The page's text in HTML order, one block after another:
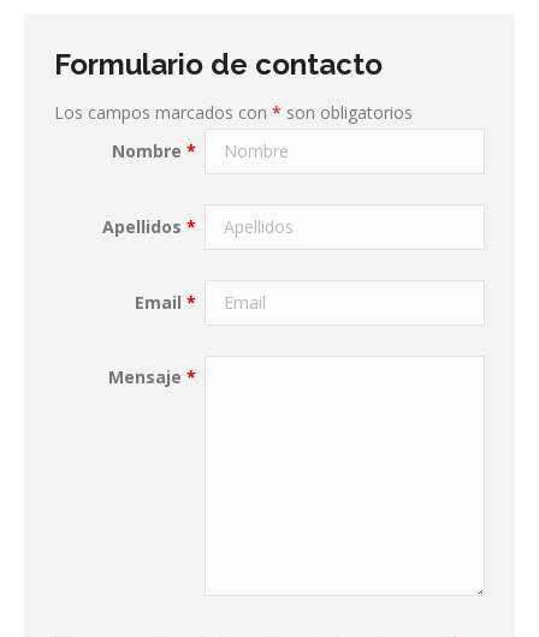
Formulario de contacto
Los campos marcados con * son obligatorios
Nombre*
Apellidos*
Email*
Mensaje*